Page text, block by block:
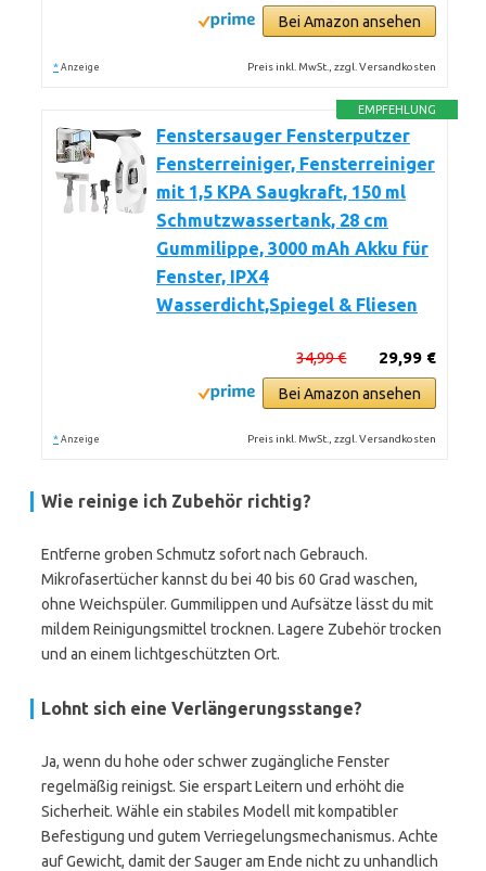
Bei Amazon ansehen
* Anzeige Preis inkl. MwSt., zzgl. Versandkosten
EMPFEHLUNG
Fenstersauger Fensterputzer
Fensterreiniger, Fensterreiniger
mit 1,5 KPA Saugkraft, 150 ml
Schmutzwassertank, 28 cm
Gummilippe, 3000 mAh Akku für
Fenster, IPX4
Wasserdicht,Spiegel & Fliesen
29,99 €
34,99 €
Bei Amazon ansehen
* Anzeige Preis inkl. MwSt., zzgl. Versandkosten
Wie reinige ich Zubehör richtig?
Entferne groben Schmutz sofort nach Gebrauch.
Mikrofasertücher kannst du bei 40 bis 60 Grad waschen,
ohne Weichspüler. Gummilippen und Aufsätze lässt du mit
mildem Reinigungsmittel trocknen. Lagere Zubehör trocken
und an einem lichtgeschützten Ort.
Lohnt sich eine Verlängerungsstange?
Ja, wenn du hohe oder schwer zugängliche Fenster
regelmäßig reinigst. Sie erspart Leitern und erhöht die
Sicherheit. Wähle ein stabiles Modell mit kompatibler
Befestigung und gutem Verriegelungsmechanismus. Achte
auf Gewicht, damit der Sauger am Ende nicht zu unhandlich